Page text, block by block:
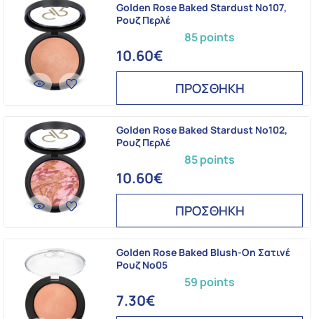
85 points
Golden Rose Baked Stardust No107,
Ρουζ Περλέ
10.60€
ΠΡΟΣΘΗΚΗ
85 points
Golden Rose Baked Stardust No102,
Ρουζ Περλέ
10.60€
ΠΡΟΣΘΗΚΗ
59 points
Golden Rose Baked Blush-On Σατινέ
Ρουζ No05
7.30€